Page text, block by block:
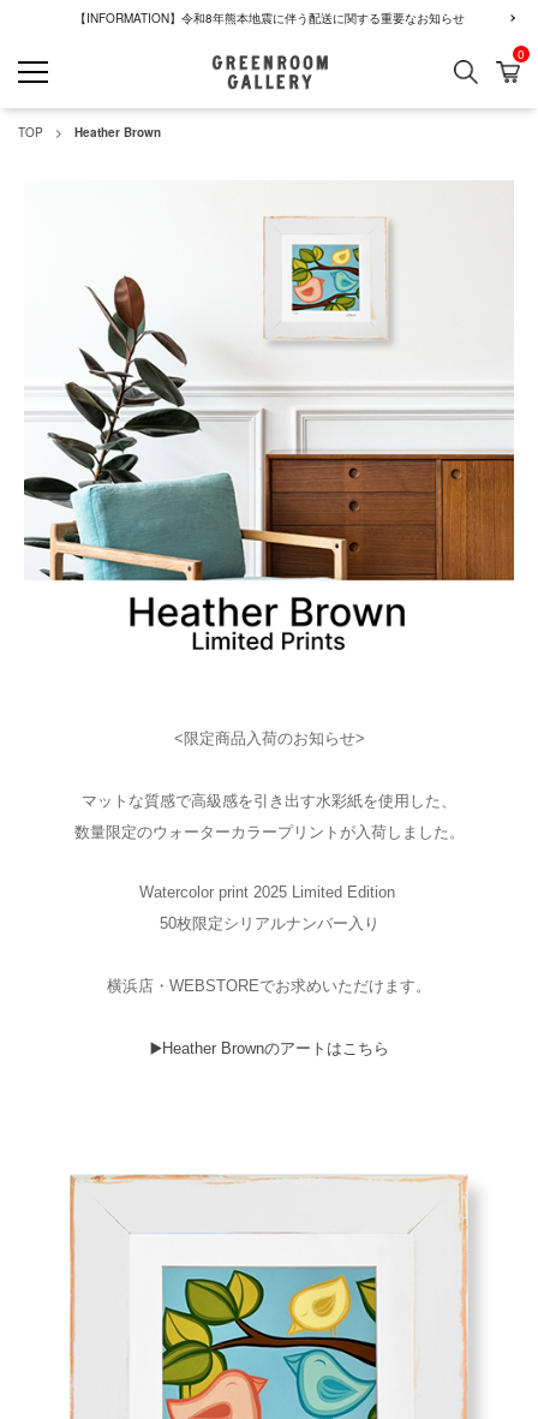
【INFORMATION】令和8年熊本地震に伴う配送に関する重要なお知らせ
検索 カ
0
TOP Heather Brown
<限定商品入荷のお知らせ>
マットな質感で高級感を引き出す水彩紙を使用した、
数量限定のウォーターカラープリントが入荷しました。
Watercolor print 2025 Limited Edition
50枚限定シリアルナンバー入り
横浜店・WEBSTOREでお求めいただけます。
▶️Heather Brownのアートはこちら